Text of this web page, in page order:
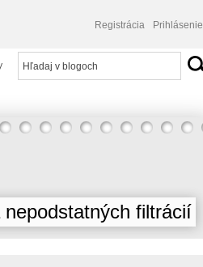
Registrácia Prihlásenie
nepodstatných filtrácií